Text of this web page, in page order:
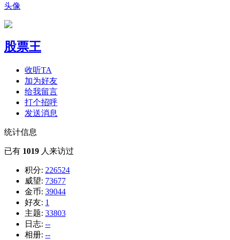
头像
股票王
收听TA
加为好友
给我留言
打个招呼
发送消息
统计信息
已有 1019 人来访过
积分: 226524
威望: 73677
金币: 39044
好友: 1
主题: 33803
日志: --
相册: --